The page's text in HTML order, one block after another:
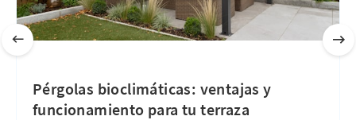
Pérgolas bioclimáticas: ventajas y
funcionamiento para tu terraza